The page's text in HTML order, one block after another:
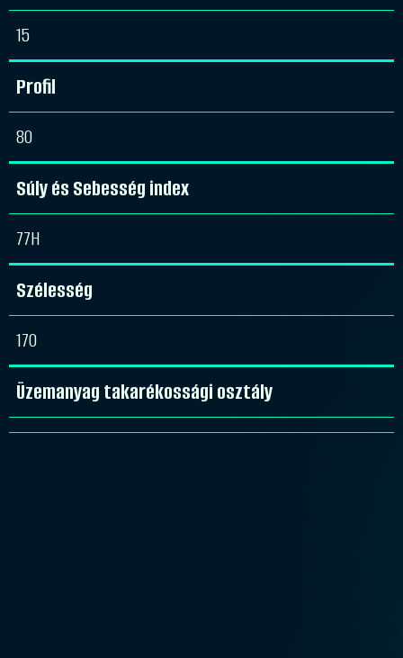
15
Profil
80
Súly és Sebesség index
77H
Szélesség
170
Üzemanyag takarékossági osztály